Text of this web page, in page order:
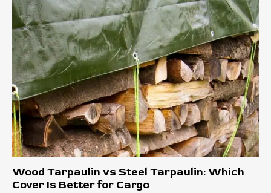
Wood Tarpaulin vs Steel Tarpaulin: Which
Cover Is Better for Cargo